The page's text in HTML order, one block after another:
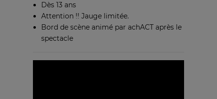
Dès 13 ans
Attention !! Jauge limitée.
Bord de scène animé par achACT après le
spectacle